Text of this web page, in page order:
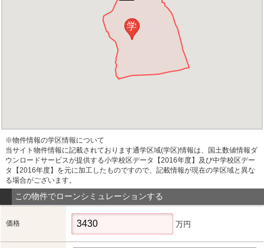
学
※物件情報の学区情報について
当サイト物件情報に記載されております通学区域(学区)情報は、国土数値情報ダ
ウンロードサービスが提供する小学校区データ【2016年度】及び中学校区デー
タ【2016年度】を元に加工したものですので、記載情報が現在の学区域と異な
る場合がございます。
この物件でローンシミュレーションする
価格 万円